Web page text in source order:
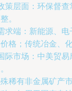
策层面：环保督
。
求端：新能源、
格；传统冶金、
际市场：中美贸
稀有非金属矿产